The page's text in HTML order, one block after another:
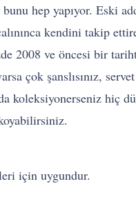
bunu hep yapıyor. Eski
kendini takip
2008 ve öncesi bir
çok şanslısınız,
koleksiyonerseniz hiç
için uygundur.